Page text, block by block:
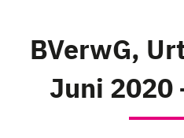
BVerwG,
Juni 2020